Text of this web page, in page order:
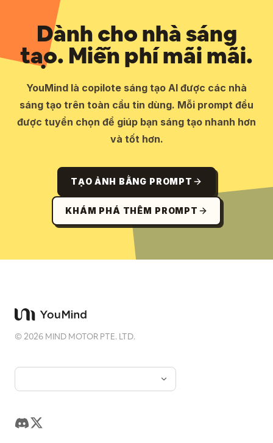
Dành cho nhà sáng
tạo. Miễn phí mãi mãi.
YouMind là copilote sáng tạo AI được các nhà
sáng tạo trên toàn cầu tin dùng. Mỗi prompt đều
được tuyển chọn để giúp bạn sáng tạo nhanh hơn
và tốt hơn.
TẠO ẢNH BẰNG PROMPT
KHÁM PHÁ THÊM PROMPT
©2026 MIND MOTOR PTE. LTD.